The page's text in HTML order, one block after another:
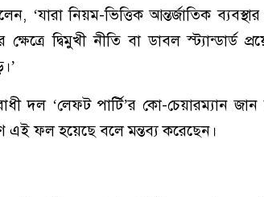
‘যারা নিয়ম-ভিত্তিক আন্তর্জাতিক
দ্বিমুখী নীতি বা ডাবল
দল ‘লেফট পার্টি’র কো-চেয়ারম্যান
এই ফল হয়েছে বলে মন্তব্য করেছেন।